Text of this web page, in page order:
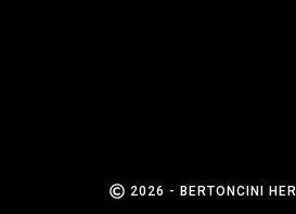
2026 - BERTONCINI